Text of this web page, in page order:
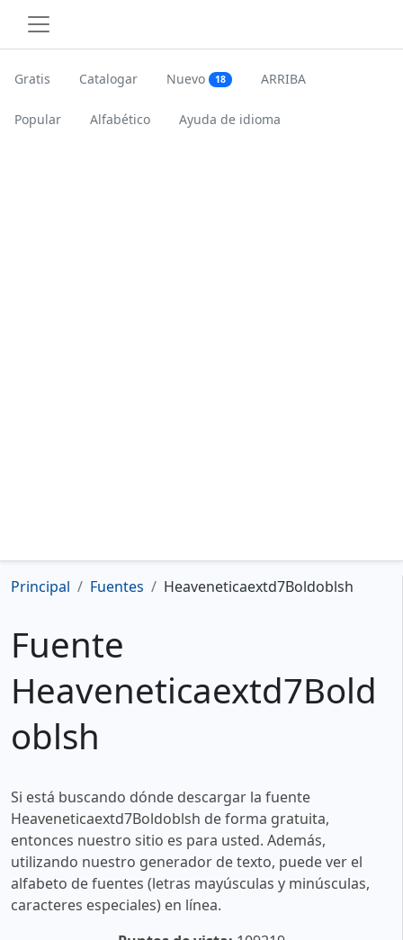
Gratis Catalogar Nuevo 18 ARRIBA
Popular Alfabético Ayuda de idioma
Principal Fuentes Heaveneticaextd7Boldoblsh
Fuente
Heaveneticaextd7Bold
oblsh
Si está buscando dónde descargar la fuente
Heaveneticaextd7Boldoblsh de forma gratuita,
entonces nuestro sitio es para usted. Además,
utilizando nuestro generador de texto, puede ver el
alfabeto de fuentes (letras mayúsculas y minúsculas,
caracteres especiales) en línea.